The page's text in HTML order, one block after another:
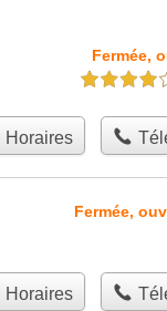
Fermée,
4,0 étoiles sur
Horaires
Fermée,
Horaires